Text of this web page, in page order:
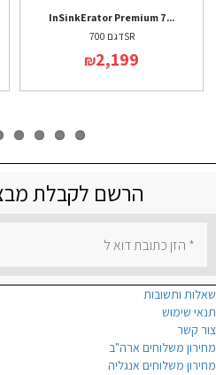
InSinkErator Premium 7...
דגם 700SR
₪2,199
הרשם לקבלת
שאלות ותשובות
תנאי שימוש
צור קשר
מחירון משלוחים ארה"ב
מחירון משלוחים אנגליה